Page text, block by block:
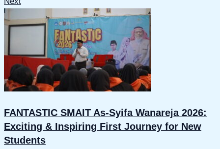
FANTASTIC SMAIT As-Syifa Wanareja 2026:
Exciting & Inspiring First Journey for New
Students